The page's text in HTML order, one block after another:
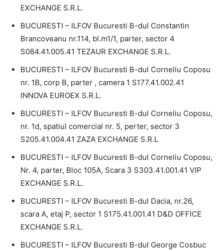
EXCHANGE S.R.L.
BUCURESTI – ILFOV Bucuresti B-dul Constantin
Brancoveanu nr.114, bl.m1/1, parter, sector 4
S084.41.005.41 TEZAUR EXCHANGE S.R.L.
BUCURESTI – ILFOV Bucuresti B-dul Corneliu Coposu
nr. 1B, corp B, parter , camera 1 S177.41.002.41
INNOVA EUROEX S.R.L.
BUCURESTI – ILFOV Bucuresti B-dul Corneliu Coposu,
nr. 1d, spatiul comercial nr. 5, perter, sector 3
S205.41.004.41 ZAZA EXCHANGE S.R.L
BUCURESTI – ILFOV Bucuresti B-dul Corneliu Coposu,
Nr. 4, parter, Bloc 105A, Scara 3 S303.41.001.41 VIP
EXCHANGE S.R.L.
BUCURESTI – ILFOV Bucuresti B-dul Dacia, nr.26,
scara A, etaj P, sector 1 S175.41.001.41 D&D OFFICE
EXCHANGE S.R.L.
BUCURESTI – ILFOV Bucuresti B-dul George Cosbuc